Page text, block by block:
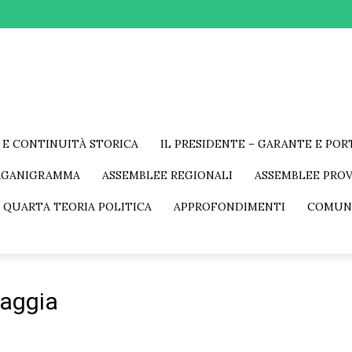
E CONTINUITÀ STORICA IL PRESIDENTE – GARANTE E
ASSEMBLEE REGIONALI ASSEMBLEE
QUARTA TEORIA POLITICA APPROFONDIMENTI